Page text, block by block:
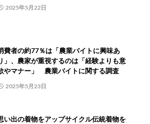
2025年5月22日
費者の約77％は「農業バイトに興味あ
」、農家が重視するのは「経験よりも意
やマナー」 農業バイトに関する調査
2025年5月23日
い出の着物をアップサイクル伝統着物を